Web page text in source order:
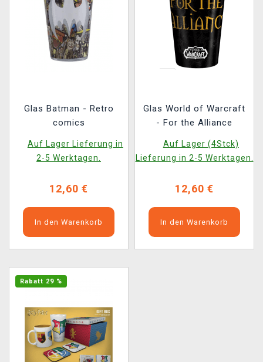
Glas Batman - Retro
comics
Auf Lager Lieferung in
2-5 Werktagen.
12,60 €
In den Warenkorb
Glas World of Warcraft
- For the Alliance
Auf Lager (4Stck)
Lieferung in 2-5 Werktagen.
12,60 €
In den Warenkorb
Rabatt 29 %